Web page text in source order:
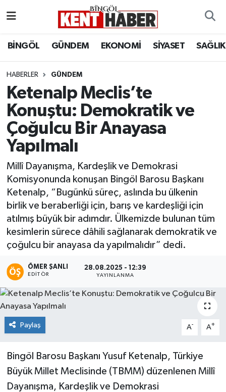
BİNGÖL GÜNDEM EKONOMİ SİYASET SAĞLIK
HABERLER GÜNDEM
Ketenalp Meclis’te
Konuştu: Demokratik ve
Çoğulcu Bir Anayasa
Yapılmalı
Millî Dayanışma, Kardeşlik ve Demokrasi
Komisyonunda konuşan Bingöl Barosu Başkanı
Ketenalp, “Bugünkü süreç, aslında bu ülkenin
birlik ve beraberliği için, barış ve kardeşliği için
atılmış büyük bir adımdır. Ülkemizde bulunan tüm
kesimlerin sürece dâhili sağlanarak demokratik ve
çoğulcu bir anayasa da yapılmalıdır” dedi.
ÖMER ŞANLI
EDITÖR
28.08.2025 - 12:39
YAYINLANMA
Paylaş A- A+
Bingöl Barosu Başkanı Yusuf Ketenalp, Türkiye
Büyük Millet Meclisinde (TBMM) düzenlenen Millî
Dayanışma, Kardeşlik ve Demokrasi
BİLİM-TEKNOLOJİ
DÜNYA
EĞİTİM
EKONOMİ
GENÇ
GÜNDEM
KARLIOVA
KİĞI
MERKEZ
RESMİ İLANLAR
SAĞLIK
SOLHAN
Bingöl Hava Durumu
Bingöl Namaz Vakitleri
Bingöl Trafik Yoğunluk Haritası
Süper Lig Puan Durumu ve Fikstür
Tüm Manşetler
Son Dakika Haberleri
Haber Arşivi